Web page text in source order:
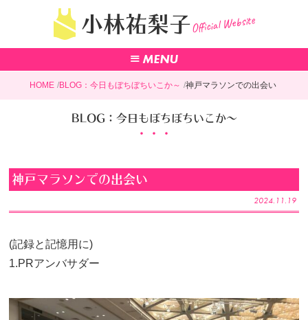
小林祐梨子Official Website
HOME BLOG：今日もぼちぼちいこか～ 神戸マラソンでの出会い
BLOG：今日もぼちぼちいこか～
神戸マラソンでの出会い
2024.11.19
(記録と記憶用に)
1.PRアンバサダー